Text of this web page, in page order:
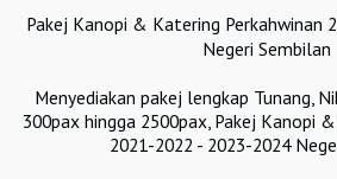
Pakej Kanopi & Katering Perkahwinan
Negeri Sembilan
Menyediakan pakej lengkap Tunang,
300pax hingga 2500pax, Pakej Kanopi
2021-2022 - 2023-2024